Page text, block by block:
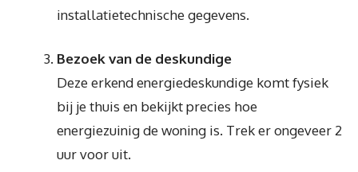
installatietechnische gegevens.
Bezoek van de deskundige
Deze erkend energiedeskundige komt fysiek
bij je thuis en bekijkt precies hoe
energiezuinig de woning is. Trek er ongeveer 2
uur voor uit.